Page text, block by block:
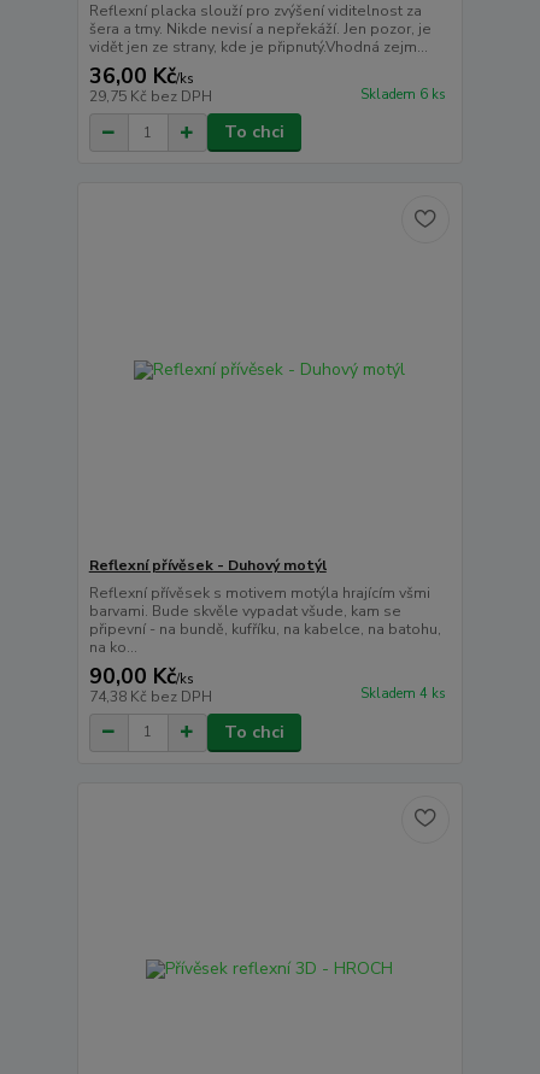
Reflexní placka slouží pro zvýšení viditelnost za
šera a tmy. Nikde nevisí a nepřekáží. Jen pozor, je
vidět jen ze strany, kde je připnutý.Vhodná zejm...
36,00 Kč/ks
29,75 Kč bez DPH Skladem 6 ks
To chci
Reflexní přívěsek - Duhový motýl
Reflexní přívěsek s motivem motýla hrajícím všmi
barvami. Bude skvěle vypadat všude, kam se
připevní - na bundě, kufříku, na kabelce, na batohu,
na ko...
90,00 Kč/ks
74,38 Kč bez DPH Skladem 4 ks
To chci